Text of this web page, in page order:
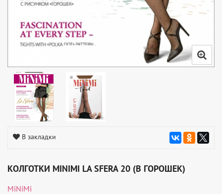
В закладки
КОЛГОТКИ MINIMI LA SFERA 20 (В ГОРОШЕК)
MiNiMi